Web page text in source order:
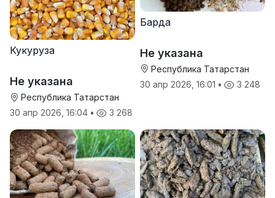
Кукуруза
Не указана
Республика Татарстан
30 апр 2026, 16:04 • 3 268
Барда
Не указана
Республика Татарстан
30 апр 2026, 16:01 • 3 248